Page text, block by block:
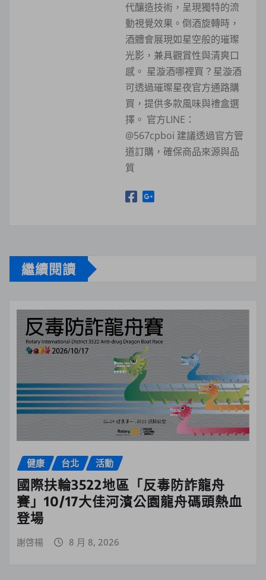
代釀造技術，呈現獨特的流
動視覺效果。倒酒旋轉時，
酒體會展現如星空般的璀璨
光影，兼具觀賞性與清爽口
感。 星漩酒哪裡買？星漩酒
可透過璀璨星夜官方通路購
買，提供多款風味與禮盒選
擇。 官方LINE：
@567cpboi 建議透過官方管
道訂購，確保商品來源與品
質
繼續閱讀
健康 台北 活動
國際扶輪3522地區「反毒防詐龍舟
賽」10/17大佳河濱公園龍舟碼頭熱血
登場
謝啓楊 8 月 8, 2026